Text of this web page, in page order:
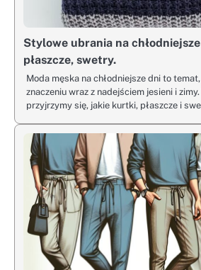
Stylowe ubrania na
płaszcze, swetry.
Moda męska na chłodniejsze dni to
znaczeniu wraz z nadejściem jesieni i
przyjrzymy się, jakie kurtki, płaszcze i